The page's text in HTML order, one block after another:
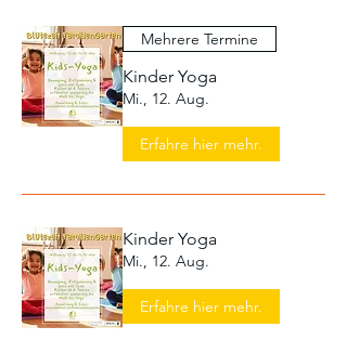
Mehrere Termine
Kinder Yoga
Mi., 12. Aug.
Erfahre hier mehr.
Kinder Yoga
Mi., 12. Aug.
Erfahre hier mehr.